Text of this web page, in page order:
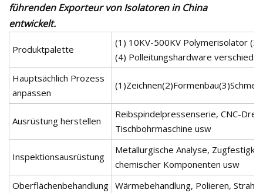
führenden Exporteur von Isolatoren in China
entwickelt.
Produktpalette
(1) 10KV-500KV Polymerisolator
(4) Polleitungshardware
Hauptsächlich Prozess
anpassen
Ausrüstung herstellen
Reibspindelpressenserie, CNC-
Tischbohrmaschine usw
Inspektionsausrüstung
Metallurgische Analyse,
chemischer Komponenten usw
Oberflächenbehandlung Wärmebehandlung, Polieren,